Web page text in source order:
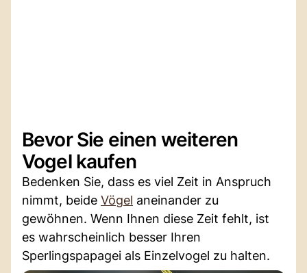
Bevor Sie einen weiteren
Vogel kaufen
Bedenken Sie, dass es viel Zeit in Anspruch
nimmt, beide Vögel aneinander zu
gewöhnen. Wenn Ihnen diese Zeit fehlt, ist
es wahrscheinlich besser Ihren
Sperlingspapagei als Einzelvogel zu halten.